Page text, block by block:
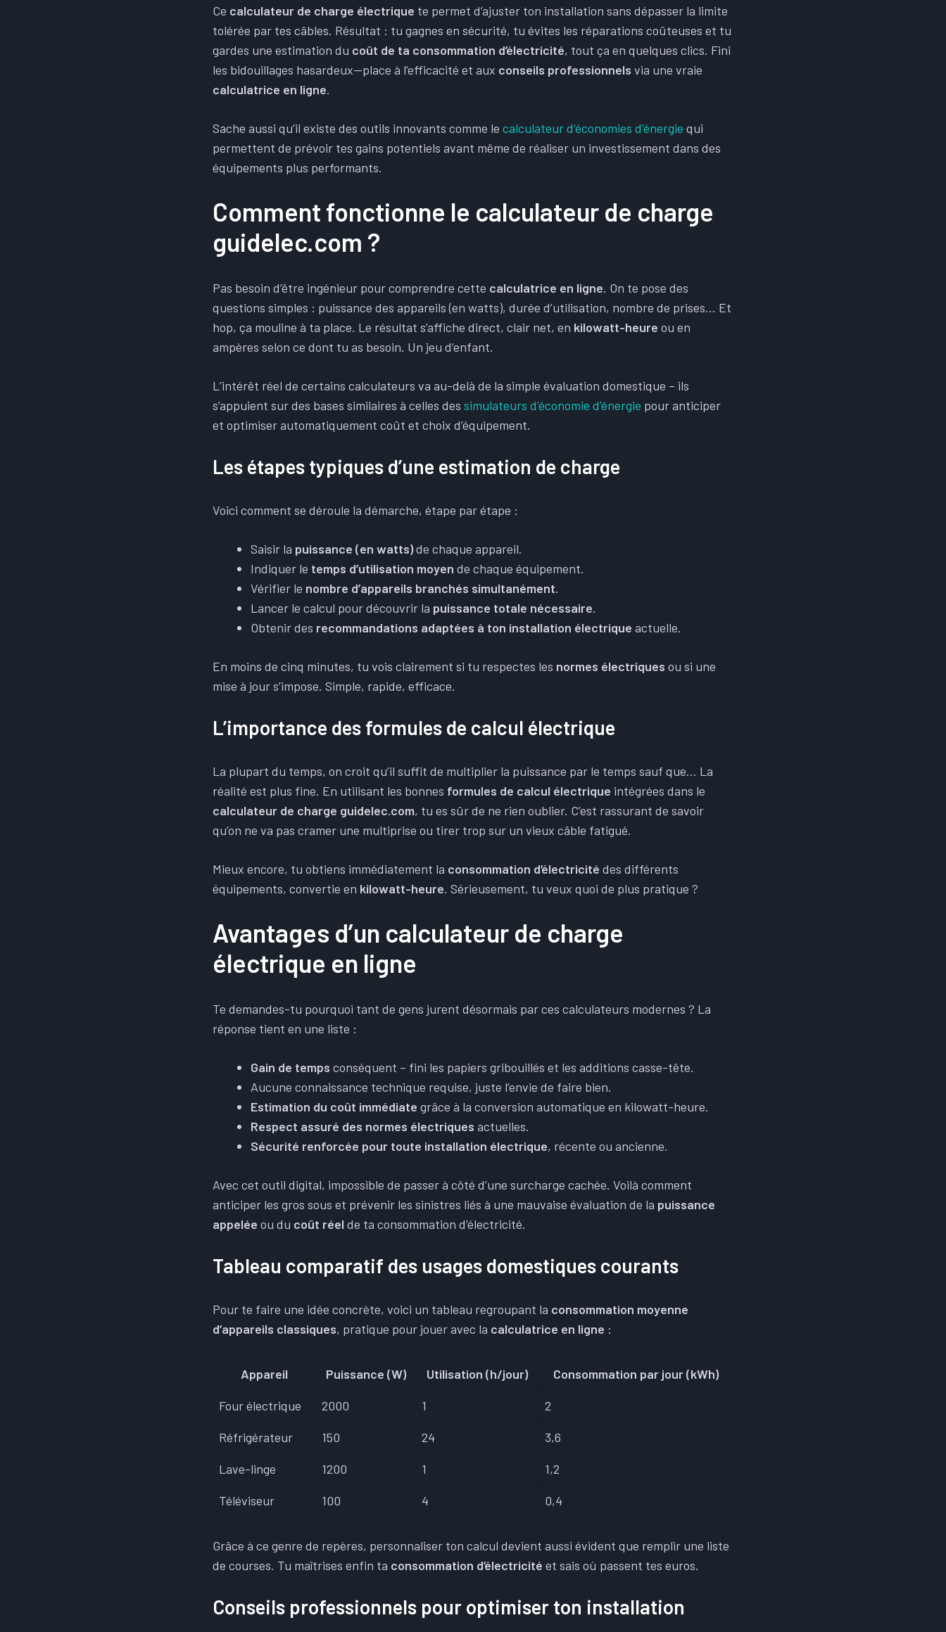
Ce calculateur de charge électrique te permet d’ajuster ton installation sans dépasser la limite
tolérée par tes câbles. Résultat : tu gagnes en sécurité, tu évites les réparations coûteuses et tu
gardes une estimation du coût de ta consommation d’électricité, tout ça en quelques clics. Fini
les bidouillages hasardeux—place à l’efficacité et aux conseils professionnels via une vraie
calculatrice en ligne.
Sache aussi qu’il existe des outils innovants comme le calculateur d’économies d’énergie qui
permettent de prévoir tes gains potentiels avant même de réaliser un investissement dans des
équipements plus performants.
Comment fonctionne le calculateur de charge
guidelec.com ?
Pas besoin d’être ingénieur pour comprendre cette calculatrice en ligne. On te pose des
questions simples : puissance des appareils (en watts), durée d’utilisation, nombre de prises… Et
hop, ça mouline à ta place. Le résultat s’affiche direct, clair net, en kilowatt-heure ou en
ampères selon ce dont tu as besoin. Un jeu d’enfant.
L’intérêt réel de certains calculateurs va au-delà de la simple évaluation domestique – ils
s’appuient sur des bases similaires à celles des simulateurs d’économie d’énergie pour anticiper
et optimiser automatiquement coût et choix d’équipement.
Les étapes typiques d’une estimation de charge
Voici comment se déroule la démarche, étape par étape :
Saisir la puissance (en watts)de chaque appareil.
Indiquer le temps d’utilisation moyen de chaque équipement.
Vérifier le nombre d’appareils branchés simultanément.
Lancer le calcul pour découvrir la puissance totale nécessaire.
Obtenir des recommandations adaptées à ton installation électrique actuelle.
En moins de cinq minutes, tu vois clairement si tu respectes les normes électriques ou si une
mise à jour s’impose. Simple, rapide, efficace.
L’importance des formules de calcul électrique
La plupart du temps, on croit qu’il suffit de multiplier la puissance par le temps sauf que… La
réalité est plus fine. En utilisant les bonnes formules de calcul électrique intégrées dans le
calculateur de charge guidelec.com, tu es sûr de ne rien oublier. C’est rassurant de savoir
qu’on ne va pas cramer une multiprise ou tirer trop sur un vieux câble fatigué.
Mieux encore, tu obtiens immédiatement la consommation d’électricité des différents
équipements, convertie en kilowatt-heure. Sérieusement, tu veux quoi de plus pratique ?
Avantages d’un calculateur de charge
électrique en ligne
Te demandes-tu pourquoi tant de gens jurent désormais par ces calculateurs modernes ? La
réponse tient en une liste :
Gain de temps conséquent – fini les papiers gribouillés et les additions casse-tête.
Aucune connaissance technique requise, juste l’envie de faire bien.
Estimation du coût immédiate grâce à la conversion automatique en kilowatt-heure.
Respect assuré des normes électriques actuelles.
Sécurité renforcée pour toute installation électrique, récente ou ancienne.
Avec cet outil digital, impossible de passer à côté d’une surcharge cachée. Voilà comment
anticiper les gros sous et prévenir les sinistres liés à une mauvaise évaluation de la puissance
appelée ou du coût réel de ta consommation d’électricité.
Tableau comparatif des usages domestiques courants
Pour te faire une idée concrète, voici un tableau regroupant la consommation moyenne
d’appareils classiques, pratique pour jouer avec la calculatrice en ligne :
Appareil Puissance (W) Utilisation (h/jour) Consommation par jour (kWh)
Four électrique 2000 1 2
Réfrigérateur 150 24 3,6
Lave-linge 1200 1 1,2
Téléviseur 100 4 0,4
Grâce à ce genre de repères, personnaliser ton calcul devient aussi évident que remplir une liste
de courses. Tu maîtrises enfin ta consommation d’électricité et sais où passent tes euros.
Conseils professionnels pour optimiser ton installation